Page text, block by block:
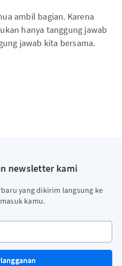
ambil bagian. Karena
hanya tanggung jawab
jawab kita bersama.
newsletter kami
yang dikirim langsung ke
kamu.